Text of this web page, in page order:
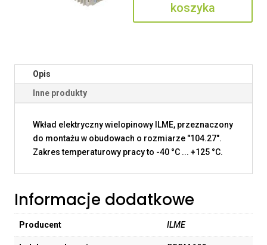
koszyka
Opis
Inne produkty
Wkład elektryczny wielopinowy ILME, przeznaczony
do montażu w obudowach o rozmiarze "104.27".
Zakres temperaturowy pracy to -40 °C ... +125 °C.
Informacje dodatkowe
Producent ILME